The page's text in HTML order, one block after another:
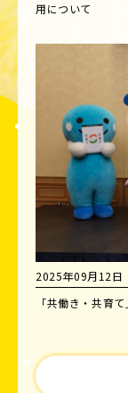
用について
2025年09月12日
「共働き・共育